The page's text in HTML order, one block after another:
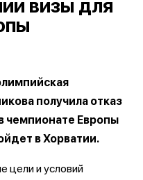
визы для
получила отказ
чемпионате Европы
в Хорватии.
цели и условий